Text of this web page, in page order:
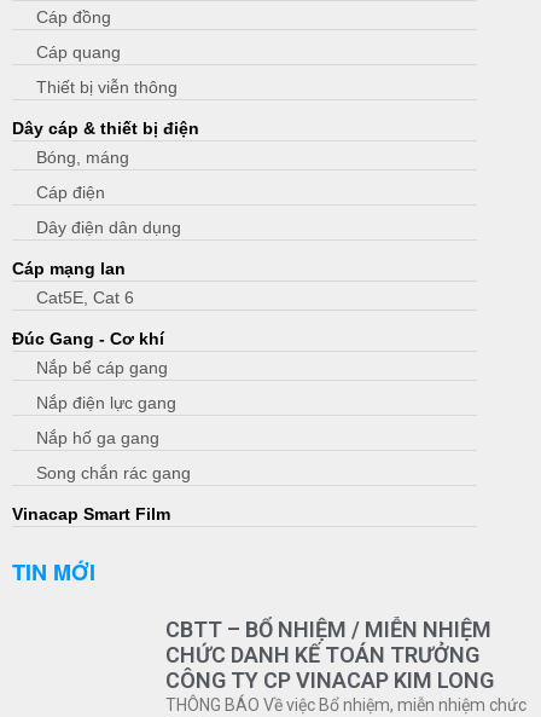
Cáp đồng
Cáp quang
Thiết bị viễn thông
Dây cáp & thiết bị điện
Bóng, máng
Cáp điện
Dây điện dân dụng
Cáp mạng lan
Cat5E, Cat 6
Đúc Gang - Cơ khí
Nắp bể cáp gang
Nắp điện lực gang
Nắp hố ga gang
Song chắn rác gang
Vinacap Smart Film
TIN MỚI
CBTT – BỔ NHIỆM / MIỄN NHIỆM
CHỨC DANH KẾ TOÁN TRƯỞNG
CÔNG TY CP VINACAP KIM LONG
THÔNG BÁO Về việc Bổ nhiệm, miễn nhiệm chức